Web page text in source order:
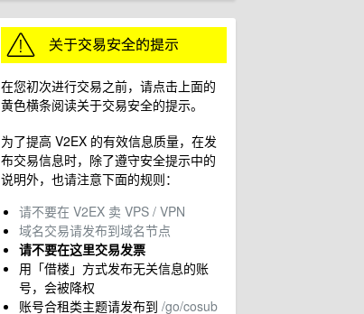
在您初次进行交易之前，请点击上面的
黄色横条阅读关于交易安全的提示。
为了提高 V2EX 的有效信息质量，在发
布交易信息时，除了遵守安全提示中的
说明外，也请注意下面的规则：
请不要在 V2EX 卖 VPS / VPN
域名交易请发布到域名节点
请不要在这里交易发票
用「借楼」方式发布无关信息的账
号，会被降权
账号合租类主题请发布到 /go/cosub